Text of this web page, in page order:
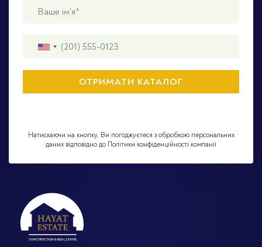
Натискаючи на кнопку, Ви погоджуєтеся з обробкою персональних
даних відповідно до Політики конфіденційності компанії